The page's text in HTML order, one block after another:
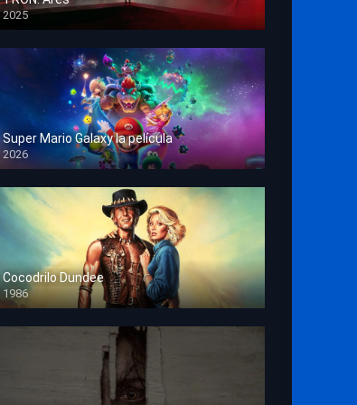
2025
HD 1080p
Super Mario Galaxy la película
2026
HD 1080p
Cocodrilo Dundee
1986
HD 1080p